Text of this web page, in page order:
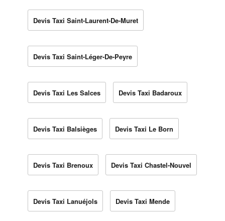
Devis Taxi Saint-Laurent-De-Muret
Devis Taxi Saint-Léger-De-Peyre
Devis Taxi Les Salces Devis Taxi Badaroux
Devis Taxi Balsièges Devis Taxi Le Born
Devis Taxi Brenoux Devis Taxi Chastel-Nouvel
Devis Taxi Lanuéjols Devis Taxi Mende